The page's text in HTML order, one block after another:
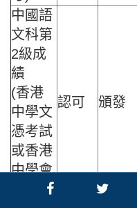
中國語
文科第
2級成
績
(香港
中學文
憑考試
或香港
中學會
認可 頒發